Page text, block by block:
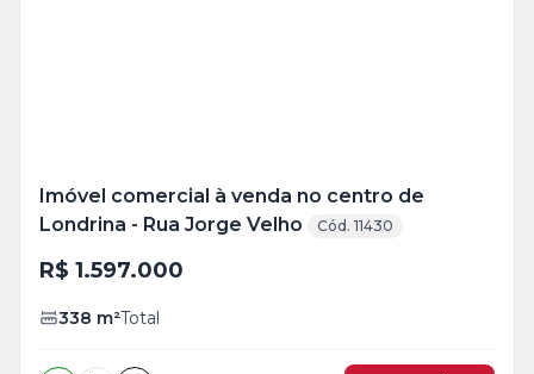
Imóvel comercial à venda no centro de
Londrina - Rua Jorge Velho
Cód. 11430
R$ 1.597.000
338 m²Total